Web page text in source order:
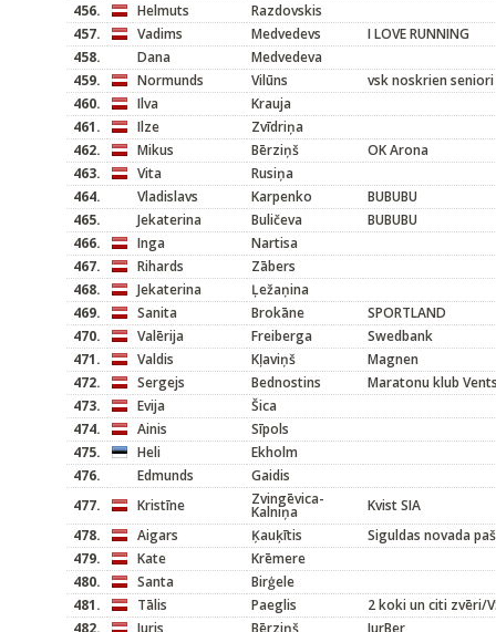
456.
Helmuts
Razdovskis
457.
Vadims Medvedevs
I LOVE RUNNING
458.
Dana
Medvedeva
459.
Normunds Vilūns
vsk noskrien seniori
460.
Ilva
Krauja
461.
Ilze
Zvīdriņa
462.
Mikus Bērziņš
OK Arona
463.
Vita
Rusiņa
464.
Vladislavs Karpenko
BUBUBU
465.
Jekaterina Buličeva
BUBUBU
466.
Inga
Nartisa
467.
Rihards
Zābers
468.
Jekaterina
Ļežaņina
469.
Sanita Brokāne
SPORTLAND
470.
Valērija Freiberga
Swedbank
471.
Valdis Kļaviņš
Magnen
472.
Sergejs Bednostins
Maratonu klub
473.
Evija
Šica
474.
Ainis
Sīpols
475.
Heli
Ekholm
476.
Edmunds
Gaidis
477.
Kristīne Zvingēvica-
Kalniņa
Kvist SIA
478.
Aigars Ķauķītis
Siguldas novada
479.
Kate
Krēmere
480.
Santa
Birģele
481.
Tālis Paeglis
2 koki un citi zvēri/
482.
Juris Bērziņš JurBer